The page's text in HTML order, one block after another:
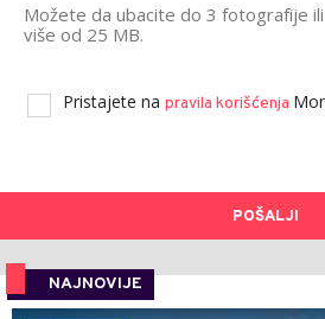
Možete da ubacite do 3 fotografije
više od 25 MB.
Pristajete na pravila korišćenja
POŠALJI
NAJNOVIJE